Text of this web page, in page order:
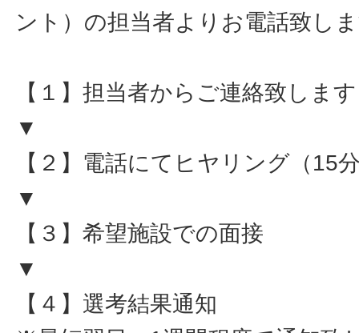
ント）の担当者よりお電話致し
【１】担当者からご連絡致します
▼
【２】電話にてヒヤリング（15
▼
【３】希望施設での面接
▼
【４】選考結果通知